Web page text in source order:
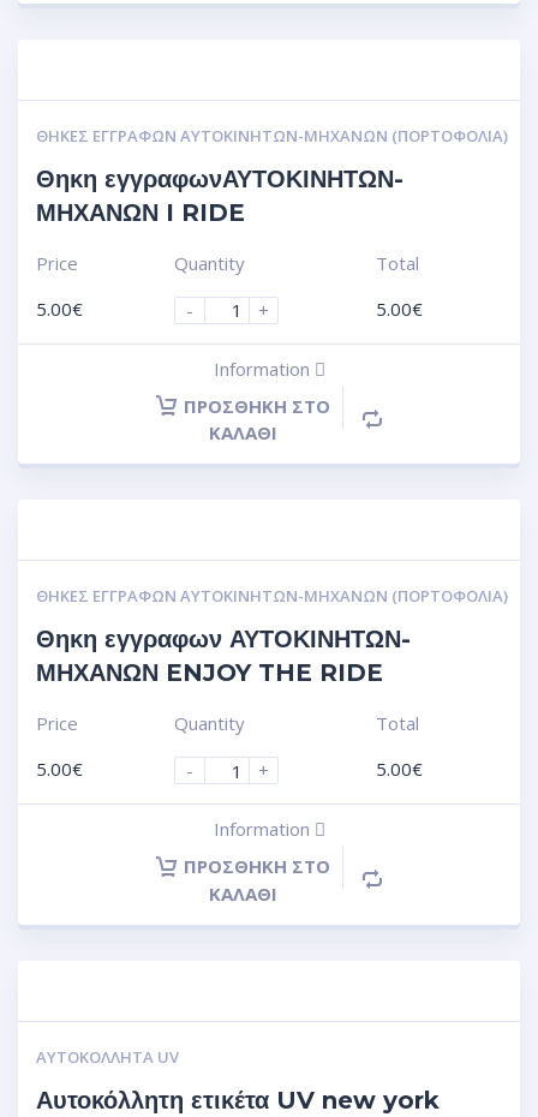
ΘΉΚΕΣ ΕΓΓΡΆΦΩΝ ΑΥΤΟΚΙΝΗΤΩΝ-ΜΗΧΑΝΩΝ (ΠΟΡΤΟΦΌΛΙΑ)
Θηκη εγγραφωνΑΥΤΟΚΙΝΗΤΩΝ-
ΜΗΧΑΝΩΝ I RIDE
Price
5.00€
Quantity
-
+
Total
5.00€
Information
ΠΡΟΣΘΉΚΗ ΣΤΟ
ΚΑΛΆΘΙ
ΘΉΚΕΣ ΕΓΓΡΆΦΩΝ ΑΥΤΟΚΙΝΗΤΩΝ-ΜΗΧΑΝΩΝ (ΠΟΡΤΟΦΌΛΙΑ)
Θηκη εγγραφων ΑΥΤΟΚΙΝΗΤΩΝ-
ΜΗΧΑΝΩΝ ENJOY THE RIDE
Price
5.00€
Quantity
-
+
Total
5.00€
Information
ΠΡΟΣΘΉΚΗ ΣΤΟ
ΚΑΛΆΘΙ
ΑΥΤΟΚΌΛΛΗΤΑ UV
Αυτοκόλλητη ετικέτα UV new york